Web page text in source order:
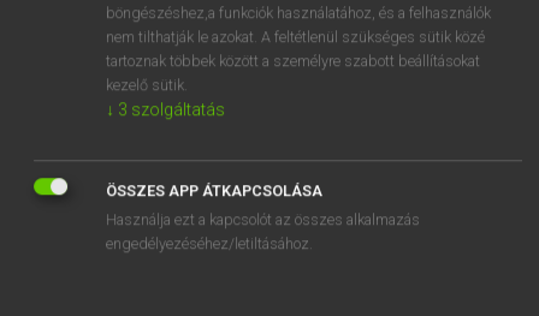
EURÓPAI UNIÓS TERMINOLÓGIAI SZÓTÁR
Kapcsolódó anyagok
kisebb elhagyás végi hitelintézetek
kisebbségi részvényes
kisegítő alkalmazottak
böngészéshez,a funkciók használatához, és a felhasználók
nem tilthatják le azokat. A feltétlenül szükséges sütik közé
tartoznak többek között a személyre szabott beállításokat
kezelő sütik.
↓ 3 szolgáltatás
ÖSSZES APP ÁTKAPCSOLÁSA
Használja ezt a kapcsolót az összes alkalmazás
engedélyezéséhez/letiltásához.